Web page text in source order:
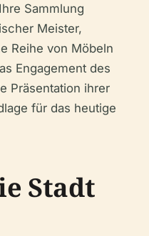
Sammlung
Meister,
Reihe von Möbeln
Engagement des
Präsentation ihrer
für das heutige
Stadt